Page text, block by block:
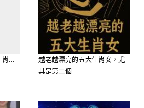
...
越老越漂亮的五大生肖女，尤
其是第二個...